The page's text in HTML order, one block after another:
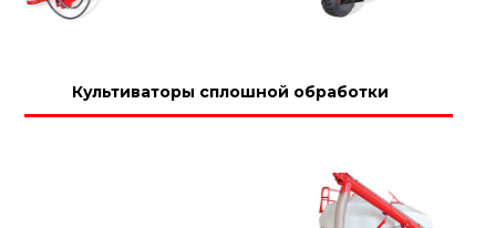
Культиваторы сплошной обработки